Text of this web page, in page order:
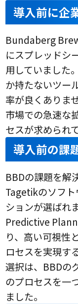
導入前に企
Bundaberg
にスプレッドシ
用していました
か持たないツー
率が良くありま
市場での急速な
セスが求められ
導入前の課
BBDの課題を解
Tagetikのソフ
ションが選ばれ
Predictive
り、高い可視性
ロセスを実現す
選択は、BBDの
のプロセスを一
ました。